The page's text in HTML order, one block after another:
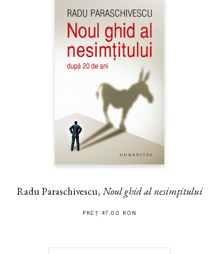
Radu Paraschivescu, Noul ghid al nesimţitului
PREȚ 47.00 RON